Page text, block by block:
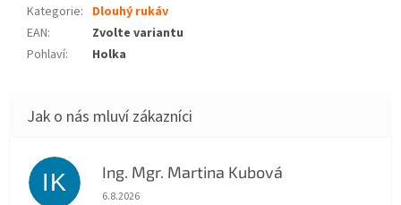
Kategorie: Dlouhý rukáv
EAN:
Zvolte variantu
Pohlaví: Holka
IK Ing. Mgr. Martina Kubová
Hodnocení obchodu je 5 z 5 hvězdiček.
6.8.2026